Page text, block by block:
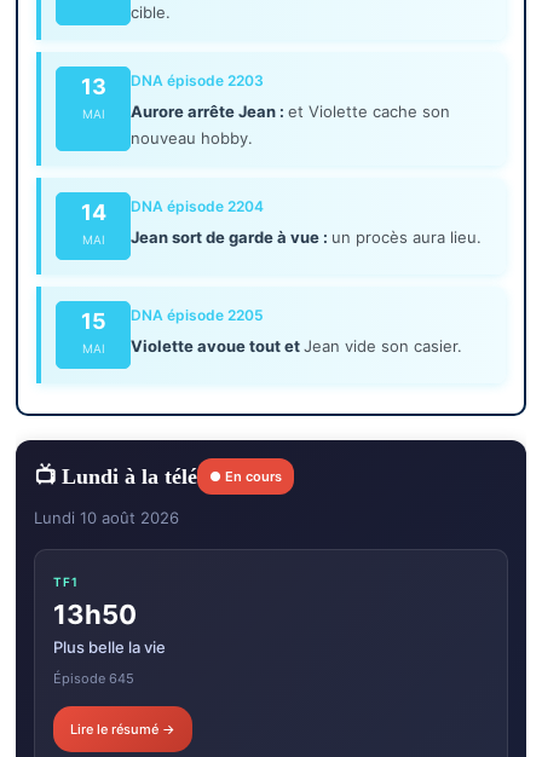
cible.
13
MAI
DNA épisode 2203
Aurore arrête Jean :et Violette cache son
nouveau hobby.
14
MAI
DNA épisode 2204
Jean sort de garde à vue : un procès aura lieu.
15
MAI
DNA épisode 2205
Violette avoue tout etJean vide son casier.
📺 Lundi à la télé ● En cours
Lundi 10 août 2026
TF1
13h50
Plus belle la vie
Épisode 645
Lire le résumé →